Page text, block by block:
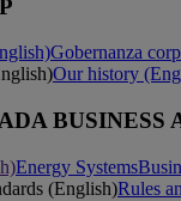
Gobernanza
Our history
BUSINESS
Energy Systems
Rules